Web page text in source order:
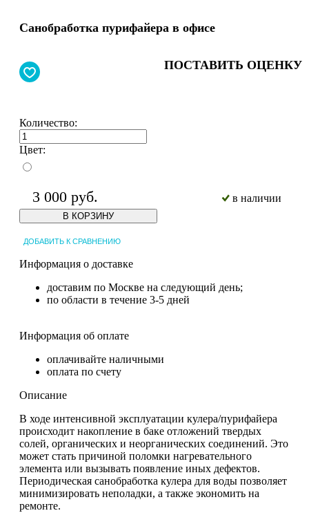
Санобработка пурифайера в офисе
ПОСТАВИТЬ ОЦЕНКУ
Количество:
Цвет:
3 000 руб. в наличии
В КОРЗИНУ
ДОБАВИТЬ К СРАВНЕНИЮ
Информация о доставке
доставим по Москве на следующий день;
по области в течение 3-5 дней
Информация об оплате
оплачивайте наличными
оплата по счету
Описание
В ходе интенсивной эксплуатации кулера/пурифайера
происходит накопление в баке отложений твердых
солей, органических и неорганических соединений. Это
может стать причиной поломки нагревательного
элемента или вызывать появление иных дефектов.
Периодическая санобработка кулера для воды позволяет
минимизировать неполадки, а также экономить на
ремонте.